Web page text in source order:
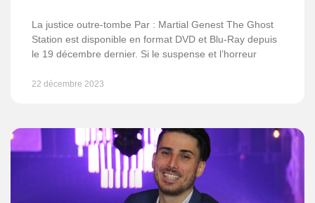
La justice outre-tombe Par : Martial Genest The Ghost
Station est disponible en format DVD et Blu-Ray depuis
le 19 décembre dernier. Si le suspense et l’horreur
22 décembre 2023